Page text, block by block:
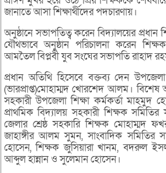
জানাতে আসা শিক্ষার্থীদের পদচারণায়।
অনুষ্ঠানে সভাপতিত্ব করেন বিদ্যালয়ের
যৌথভাবে অনুষ্ঠান পরিচালনা করেন
আমতৈল বিপ্লবী যুব সংঘের সভাপতি রাহাদ
প্রধান অতিথি হিসেবে বক্তব্য দেন উপজেলা
(ভারপ্রাপ্ত)মোহাম্মদ খোরশেদ আলম। বিশেষ
সহকারী উপজেলা শিক্ষা কর্মকর্তা মাহমুদ
প্রাথমিক বিদ্যালয় সহকারী শিক্ষক
জেলার শ্রেষ্ঠ সহকারি শিক্ষক মোহাম্মদ
জাহাঙ্গীর আলম সুমন, সাংবাদিক সমিতির
হোসেন, শিক্ষক জুসিয়ারা খানম, বদরুল
আব্দুল হান্নান ও সুলেমান হোসেন।